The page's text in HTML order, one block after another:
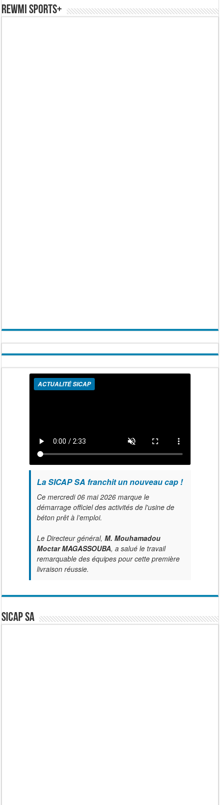
REWMI SPORTS+
ACTUALITÉ SICAP
La SICAP SA franchit un nouveau cap !
Ce mercredi 06 mai 2026 marque le
démarrage officiel des activités de l'usine de
béton prêt à l’emploi.
Le Directeur général, M. Mouhamadou
Moctar MAGASSOUBA, a salué le travail
remarquable des équipes pour cette première
livraison réussie.
SICAP SA